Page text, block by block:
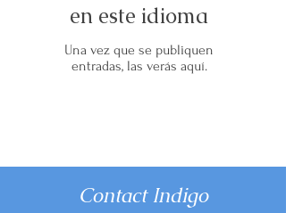
en este idioma
Una vez que se publiquen
entradas, las verás aquí.
Contact Indigo